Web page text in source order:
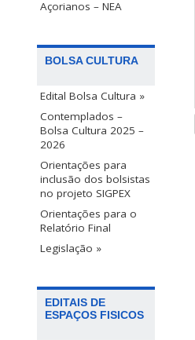
Açorianos – NEA
BOLSA CULTURA
Edital Bolsa Cultura »
Contemplados –
Bolsa Cultura 2025 –
2026
Orientações para
inclusão dos bolsistas
no projeto SIGPEX
Orientações para o
Relatório Final
Legislação »
EDITAIS DE
ESPAÇOS FISICOS